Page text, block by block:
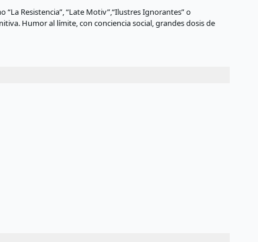
Resistencia”, “Late Motiv”,“Ilustres Ignorantes” o
Humor al límite, con conciencia social, grandes dosis de